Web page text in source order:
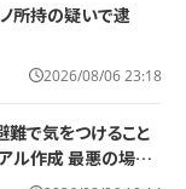
所持の疑いで逮
2026/08/06 23:18
で気をつけること
悪の場合
｣にならないために